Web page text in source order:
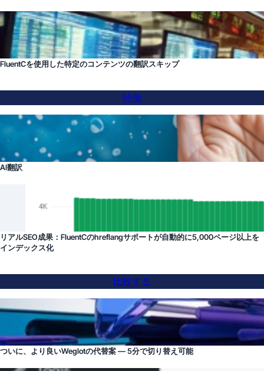
FluentCを使用した特定のコンテンツの翻訳スキップ
特徴
AI翻訳
リアルSEO成果：FluentCのhreflangサポートが自動的に5,000ページ以上を
インデックス化
比較する
ついに、より良いWeglotの代替案 — 5分で切り替え可能